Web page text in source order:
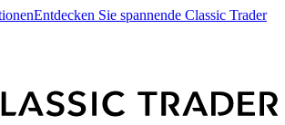
Entdecken Sie spannende Classic Trader